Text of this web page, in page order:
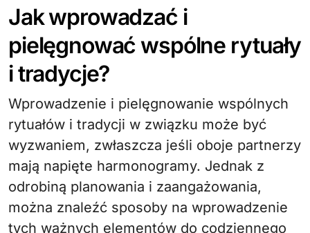
Jak wprowadzać i
pielęgnować wspólne rytuały
i tradycje?
Wprowadzenie i pielęgnowanie wspólnych
rytuałów i tradycji w związku może być
wyzwaniem, zwłaszcza jeśli oboje partnerzy
mają napięte harmonogramy. Jednak z
odrobiną planowania i zaangażowania,
można znaleźć sposoby na wprowadzenie
tych ważnych elementów do codziennego